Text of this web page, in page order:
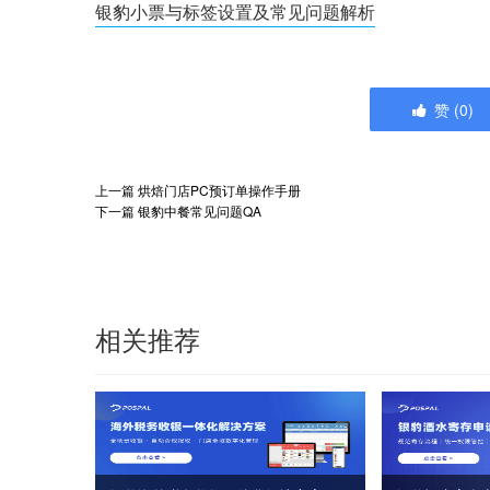
银豹小票与标签设置及常见问题解析
赞 (0)
上一篇烘焙门店PC预订单操作手册
下一篇银豹中餐常见问题QA
相关推荐